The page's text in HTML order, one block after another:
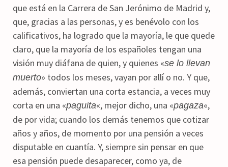
que está en la Carrera de San Jerónimo de Madrid y,
que, gracias a las personas, y es benévolo con los
calificativos, ha logrado que la mayoría, le que quede
claro, que la mayoría de los españoles tengan una
visión muy diáfana de quien, y quienes «se lo llevan
muerto» todos los meses, vayan por allí o no. Y que,
además, conviertan una corta estancia, a veces muy
corta en una «paguita«, mejor dicho, una «pagaza«,
de por vida; cuando los demás tenemos que cotizar
años y años, de momento por una pensión a veces
disputable en cuantía. Y, siempre sin pensar en que
esa pensión puede desaparecer, como ya, de